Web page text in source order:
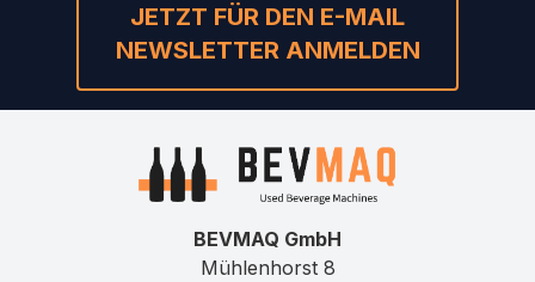
JETZT FÜR DEN E-MAIL
NEWSLETTER ANMELDEN
BEVMAQ GmbH
Mühlenhorst 8